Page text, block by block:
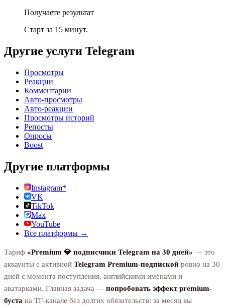
Получаете результат
Старт за 15 минут.
Другие услуги Telegram
Просмотры
Реакции
Комментарии
Авто-просмотры
Авто-реакции
Просмотры историй
Репосты
Опросы
Boost
Другие платформы
Instagram*
VK
TikTok
Max
YouTube
Все платформы →
Тариф «Premium 💎 подписчики Telegram на 30 дней» — это
аккаунты с активной Telegram Premium-подпиской ровно на 30
дней с момента поступления, английскими именами и
аватарками. Главная задача — попробовать эффект premium-
буста на ТГ-канале без долгих обязательств: за месяц вы